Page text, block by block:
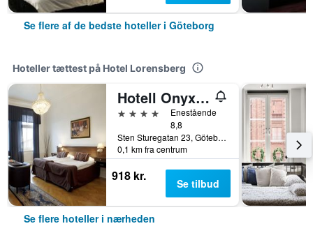
Se flere af de bedste hoteller i Göteborg
Hoteller tættest på Hotel Lorensberg
Hotell Onyxen, boutique- & lifestyle, Adults Only
4 stjerner
Enestående
8,8
Sten Sturegatan 23, Göteborg, Västra Götalands län, Sverige
0,1 km fra centrum
918 kr. Se tilbud
Se flere hoteller i nærheden